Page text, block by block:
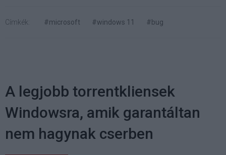
Címkék: #microsoft #windows 11 #bug
A legjobb torrentkliensek
Windowsra, amik garantáltan
nem hagynak cserben